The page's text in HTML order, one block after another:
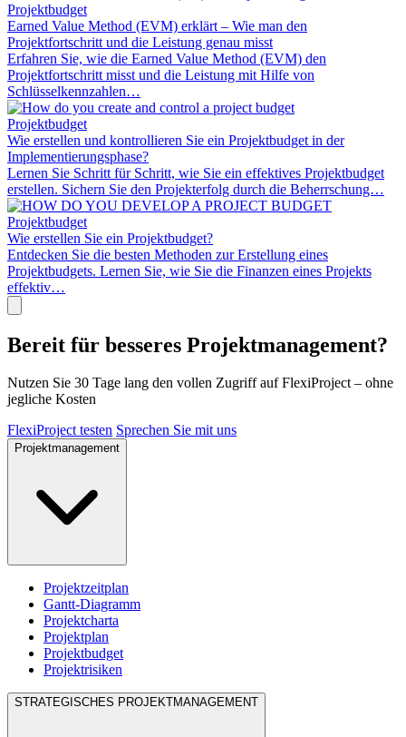
Projektbudget
Earned Value Method (EVM) erklärt – Wie man den
Projektfortschritt und die Leistung genau misst
Erfahren Sie, wie die Earned Value Method (EVM) den
Projektfortschritt misst und die Leistung mit Hilfe von
Schlüsselkennzahlen…
Projektbudget
Wie erstellen und kontrollieren Sie ein Projektbudget in der
Implementierungsphase?
Lernen Sie Schritt für Schritt, wie Sie ein effektives Projektbudget
erstellen. Sichern Sie den Projekterfolg durch die Beherrschung…
Projektbudget
Wie erstellen Sie ein Projektbudget?
Entdecken Sie die besten Methoden zur Erstellung eines
Projektbudgets. Lernen Sie, wie Sie die Finanzen eines Projekts
effektiv…
Bereit für besseres Projektmanagement?
Nutzen Sie 30 Tage lang den vollen Zugriff auf FlexiProject – ohne
jegliche Kosten
FlexiProject testen Sprechen Sie mit uns
Projektmanagement
Projektzeitplan
Gantt-Diagramm
Projektcharta
Projektplan
Projektbudget
Projektrisiken
STRATEGISCHES PROJEKTMANAGEMENT